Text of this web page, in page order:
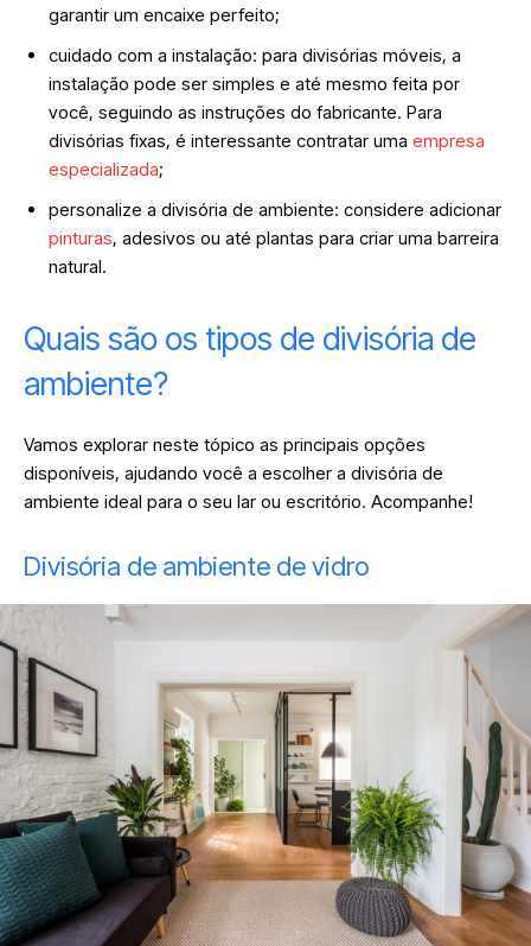
garantir um encaixe perfeito;
cuidado com a instalação: para divisórias móveis, a
instalação pode ser simples e até mesmo feita por
você, seguindo as instruções do fabricante. Para
divisórias fixas, é interessante contratar uma empresa
especializada;
personalize a divisória de ambiente: considere adicionar
pinturas, adesivos ou até plantas para criar uma barreira
natural.
Quais são os tipos de divisória de
ambiente?
Vamos explorar neste tópico as principais opções
disponíveis, ajudando você a escolher a divisória de
ambiente ideal para o seu lar ou escritório. Acompanhe!
Divisória de ambiente de vidro